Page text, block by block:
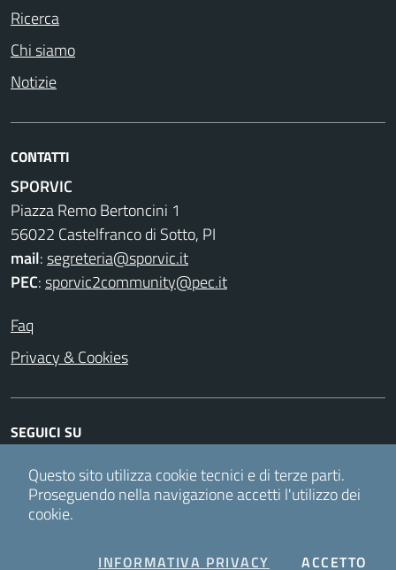
Ricerca
Chi siamo
Notizie
CONTATTI
SPORVIC
Piazza Remo Bertoncini 1
56022 Castelfranco di Sotto, PI
mail:segreteria@sporvic.it
PEC:sporvic2community@pec.it
Faq
Privacy & Cookies
SEGUICI SU
FacebookTwitterInstagramYoutube
Questo sito utilizza cookie tecnici e di terze parti.
Proseguendo nella navigazione accetti l'utilizzo dei
cookie.
INFORMATIVA PRIVACY COOKIES
ACCETTO